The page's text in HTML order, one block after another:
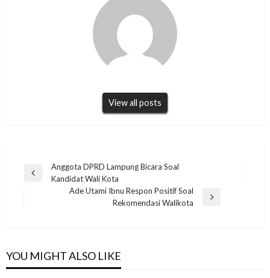
View all posts
Navigasi
Previous
Anggota DPRD Lampung Bicara Soal
Kandidat Wali Kota
Ade Utami Ibnu Respon Positif Soal
Rekomendasi Walikota
YOU MIGHT ALSO LIKE